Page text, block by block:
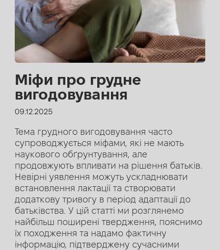
Міфи про грудне
вигодовування
09.12.2025
Тема грудного вигодовування часто
супроводжується міфами, які не мають
наукового обґрунтування, але
продовжують впливати на рішення батьків.
Невірні уявлення можуть ускладнювати
встановлення лактації та створювати
додаткову тривогу в період адаптації до
батьківства. У цій статті ми розглянемо
найбільш поширені твердження, пояснимо
їх походження та надамо фактичну
інформацію, підтверджену сучасними